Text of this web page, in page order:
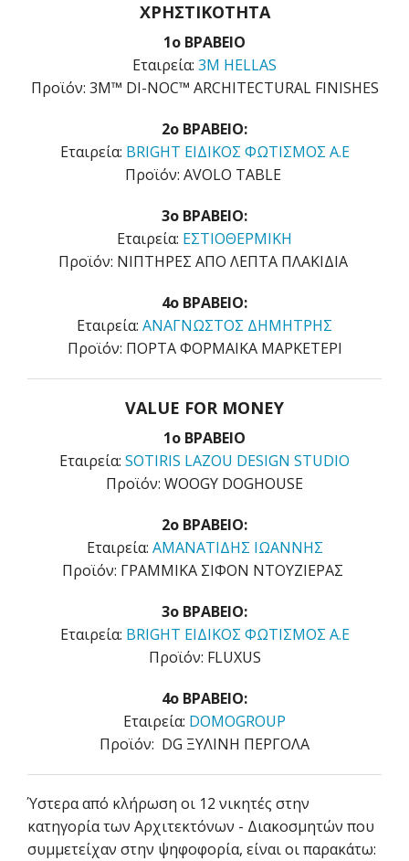
ΧΡΗΣΤΙΚΟΤΗΤΑ
1ο ΒΡΑΒΕΙΟ
Εταιρεία: 3M HELLAS
Προϊόν: 3M™ DI-NOC™ ARCHITECTURAL FINISHES
2o ΒΡΑΒΕΙΟ:
Εταιρεία: BRIGHT ΕΙΔΙΚΟΣ ΦΩΤΙΣΜΟΣ Α.Ε
Προϊόν: AVOLO TABLE
3o ΒΡΑΒΕΙΟ:
Εταιρεία: ΕΣΤΙΟΘΕΡΜΙΚΗ
Προϊόν: ΝΙΠΤΗΡΕΣ ΑΠΟ ΛΕΠΤΑ ΠΛΑΚΙΔΙΑ
4o ΒΡΑΒΕΙΟ:
Εταιρεία: ΑΝΑΓΝΩΣΤΟΣ ΔΗΜΗΤΡΗΣ
Προϊόν: ΠΟΡΤΑ ΦΟΡΜΑΙΚΑ ΜΑΡΚΕΤΕΡΙ
VALUE FOR MONEY
1ο ΒΡΑΒΕΙΟ
Εταιρεία: SOTIRIS LAZOU DESIGN STUDIO
Προϊόν: WOOGY DOGHOUSE
2o ΒΡΑΒΕΙΟ:
Εταιρεία: ΑΜΑΝΑΤΙΔΗΣ ΙΩΑΝΝΗΣ
Προϊόν: ΓΡΑΜΜΙΚΑ ΣΙΦΟΝ ΝΤΟΥΖΙΕΡΑΣ
3o ΒΡΑΒΕΙΟ:
Εταιρεία: BRIGHT ΕΙΔΙΚΟΣ ΦΩΤΙΣΜΟΣ Α.Ε
Προϊόν: FLUXUS
4o ΒΡΑΒΕΙΟ:
Εταιρεία: DOMOGROUP
Προϊόν: DG ΞΥΛΙΝΗ ΠΕΡΓΟΛΑ
Ύστερα από κλήρωση οι 12 νικητές στην
κατηγορία των Αρχιτεκτόνων - Διακοσμητών που
συμμετείχαν στην ψηφοφορία, είναι οι παρακάτω: